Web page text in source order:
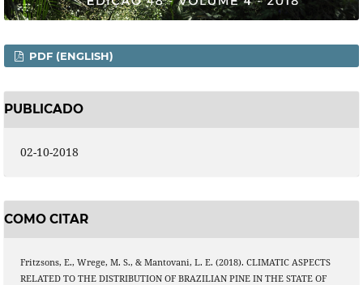
PDF (ENGLISH)
PUBLICADO
02-10-2018
COMO CITAR
Fritzsons, E., Wrege, M. S., & Mantovani, L. E. (2018). CLIMATIC ASPECTS
RELATED TO THE DISTRIBUTION OF BRAZILIAN PINE IN THE STATE OF